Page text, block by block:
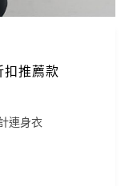
推薦款
連身衣